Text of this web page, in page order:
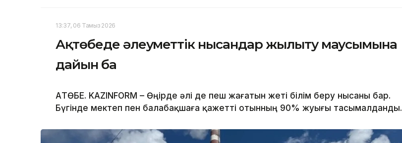
13:37, 06 Тамыз 2026
Ақтөбеде әлеуметтік нысандар жылыту маусымына
дайын ба
АҚТӨБЕ. KAZINFORM – Өңірде әлі де пеш жағатын жеті білім беру нысаны бар.
Бүгінде мектеп пен балабақшаға қажетті отынның 90% жуығы тасымалданды.